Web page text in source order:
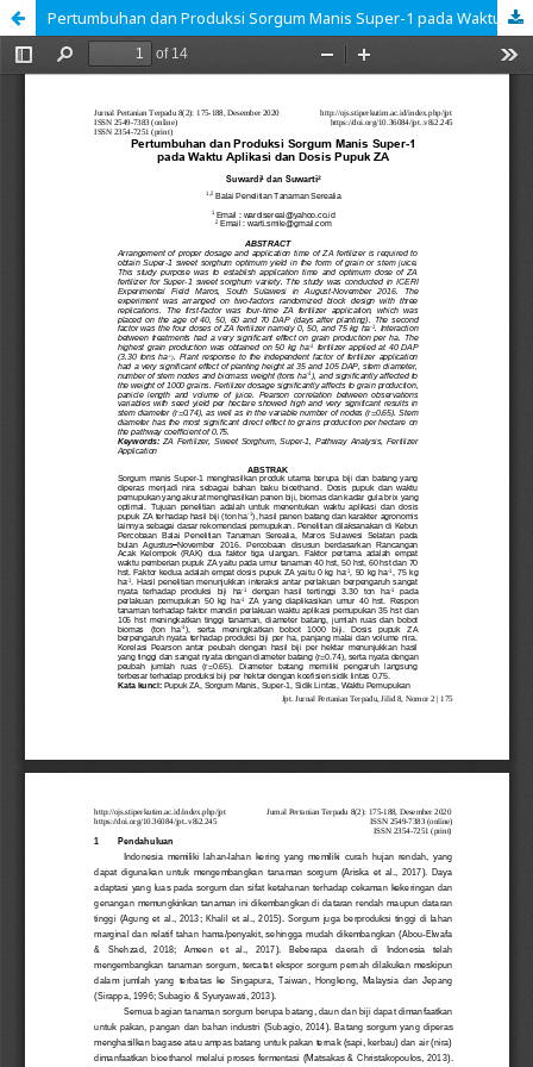
Pertumbuhan dan Produksi Sorgum Manis Super-1 pada Waktu Aplikasi dan Dosis Pupuk ZA